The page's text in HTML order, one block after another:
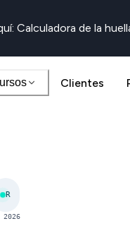
Calculadora de la
Clientes
R
2026